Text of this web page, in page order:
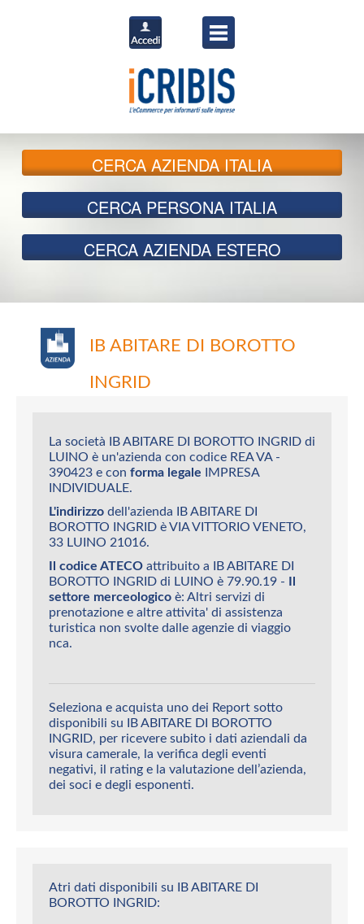
CERCAAZIENDA ITALIA
CERCA PERSONA ITALIA
CERCA AZIENDA ESTERO
IB ABITARE DI BOROTTO
INGRID
La società IB ABITARE DI BOROTTO INGRID di
LUINO è un'azienda con codice REA VA -
390423 e con forma legale IMPRESA
INDIVIDUALE.
L'indirizzo dell'azienda IB ABITARE DI
BOROTTO INGRID è VIA VITTORIO VENETO,
33 LUINO 21016.
Il codice ATECO attribuito a IB ABITARE DI
BOROTTO INGRID di LUINO è 79.90.19 - Il
settore merceologico è: Altri servizi di
prenotazione e altre attivita' di assistenza
turistica non svolte dalle agenzie di viaggio
nca.
Seleziona e acquista uno dei Report sotto
disponibili su IB ABITARE DI BOROTTO
INGRID, per ricevere subito i dati aziendali da
visura camerale, la verifica degli eventi
negativi, il rating e la valutazione dell’azienda,
dei soci e degli esponenti.
Atri dati disponibili su IB ABITARE DI
BOROTTO INGRID: